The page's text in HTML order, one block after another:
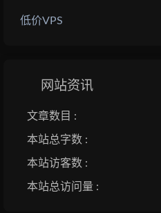
低价VPS
网站资讯
文章数目 :
本站总字数 :
本站访客数 :
本站总访问量 :